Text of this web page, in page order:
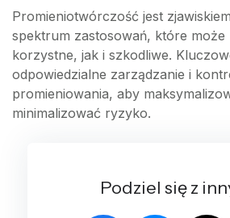
Promieniotwórczość jest
spektrum zastosowań, które
korzystne, jak i szkodliwe.
odpowiedzialne zarządzanie i
promieniowania, aby
minimalizować ryzyko.
Podziel się z